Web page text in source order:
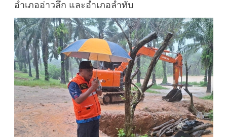
อำเภออ่าวลึก และอำเภอลำทับ